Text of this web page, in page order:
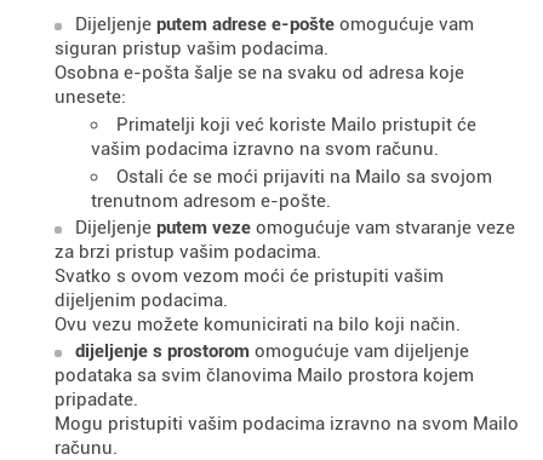
Dijeljenje putem adrese e-pošte omogućuje vam
siguran pristup vašim podacima.
Osobna e-pošta šalje se na svaku od adresa koje
unesete:
Primatelji koji već koriste Mailo pristupit će
vašim podacima izravno na svom računu.
Ostali će se moći prijaviti na Mailo sa svojom
trenutnom adresom e-pošte.
Dijeljenje putem veze omogućuje vam stvaranje veze
za brzi pristup vašim podacima.
Svatko s ovom vezom moći će pristupiti vašim
dijeljenim podacima.
Ovu vezu možete komunicirati na bilo koji način.
dijeljenje s prostorom omogućuje vam dijeljenje
podataka sa svim članovima Mailo prostora kojem
pripadate.
Mogu pristupiti vašim podacima izravno na svom Mailo
računu.